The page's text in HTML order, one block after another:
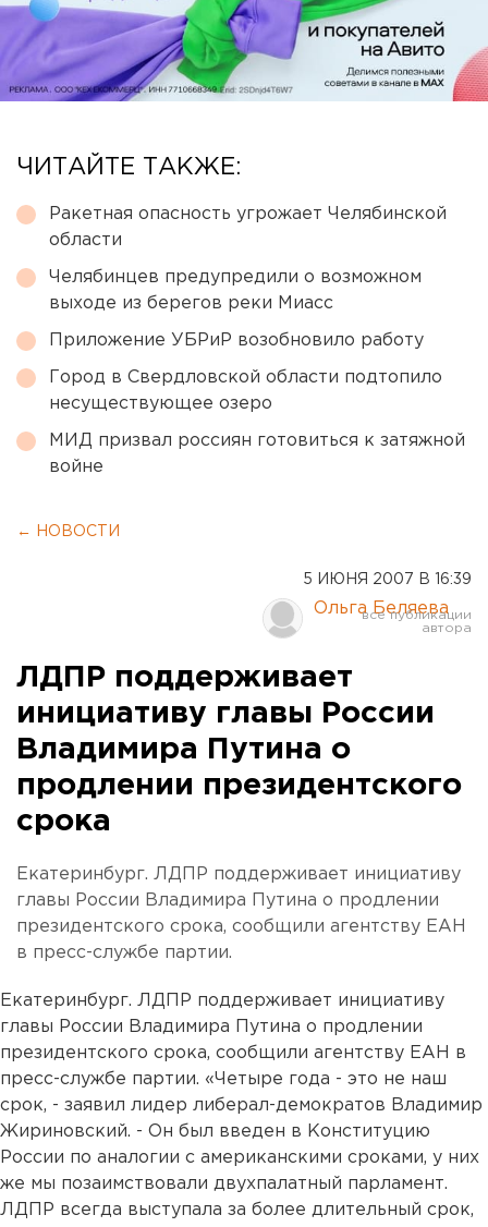
ЧИТАЙТЕ ТАКЖЕ:
Ракетная опасность угрожает Челябинской
области
Челябинцев предупредили о возможном
выходе из берегов реки Миасс
Приложение УБРиР возобновило работу
Город в Свердловской области подтопило
несуществующее озеро
МИД призвал россиян готовиться к затяжной
войне
← НОВОСТИ
5 ИЮНЯ 2007 В 16:39
Ольга Беляева
ЛДПР поддерживает
инициативу главы России
Владимира Путина о
продлении президентского
срока
Екатеринбург. ЛДПР поддерживает инициативу
главы России Владимира Путина о продлении
президентского срока, сообщили агентству ЕАН
в пресс-службе партии.
Екатеринбург. ЛДПР поддерживает инициативу
главы России Владимира Путина о продлении
президентского срока, сообщили агентству ЕАН в
пресс-службе партии. «Четыре года - это не наш
срок, - заявил лидер либерал-демократов Владимир
Жириновский. - Он был введен в Конституцию
России по аналогии с американскими сроками, у них
же мы позаимствовали двухпалатный парламент.
ЛДПР всегда выступала за более длительный срок,